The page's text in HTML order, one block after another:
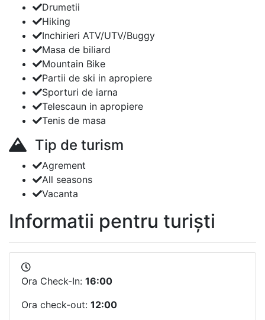
Drumetii
Hiking
Inchirieri ATV/UTV/Buggy
Masa de biliard
Mountain Bike
Partii de ski in apropiere
Sporturi de iarna
Telescaun in apropiere
Tenis de masa
Tip de turism
Agrement
All seasons
Vacanta
Informatii pentru turiști
Ora Check-In: 16:00
Ora check-out: 12:00